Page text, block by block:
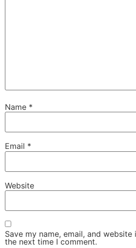
Name *
Email *
Website
Save my name, email, and
the next time I comment.